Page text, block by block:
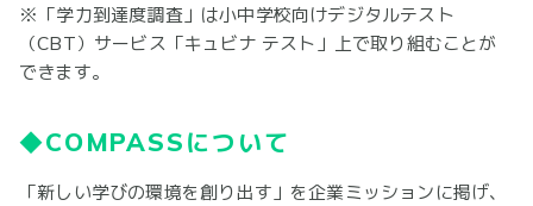
※「学力到達度調査」は小中学校向けデジタルテスト
（CBT）サービス「キュビナ テスト」上で取り組むことが
できます。
◆COMPASSについて
「新しい学びの環境を創り出す」を企業ミッションに掲げ、